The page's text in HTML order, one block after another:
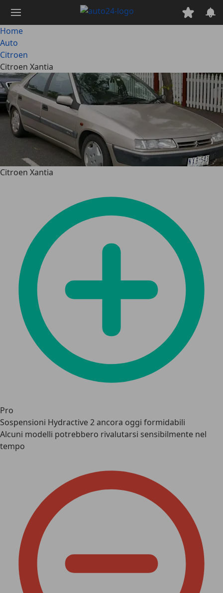
contenuto
principale
Home
Auto
Citroen
Citroen Xantia
Citroen Xantia
Pro
Sospensioni Hydractive 2 ancora oggi formidabili
Alcuni modelli potrebbero rivalutarsi sensibilmente nel
tempo